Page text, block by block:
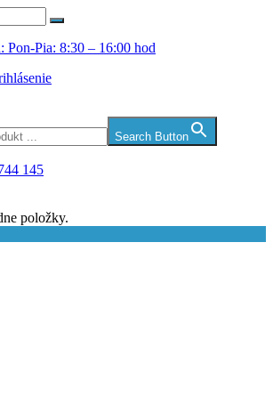
Pon-Pia: 8:30 – 16:00 hod
Search Button
145
položky.